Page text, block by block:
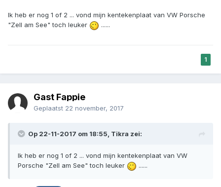
Ik heb er nog 1 of 2 ... vond mijn kentekenplaat van VW Porsche
"Zell am See" toch leuker
......
1
Gast Fappie
Geplaatst 22 november, 2017
Op 22-11-2017 om 18:55, Tikra zei:
Ik heb er nog 1 of 2 ... vond mijn kentekenplaat van VW
Porsche "Zell am See" toch leuker
......